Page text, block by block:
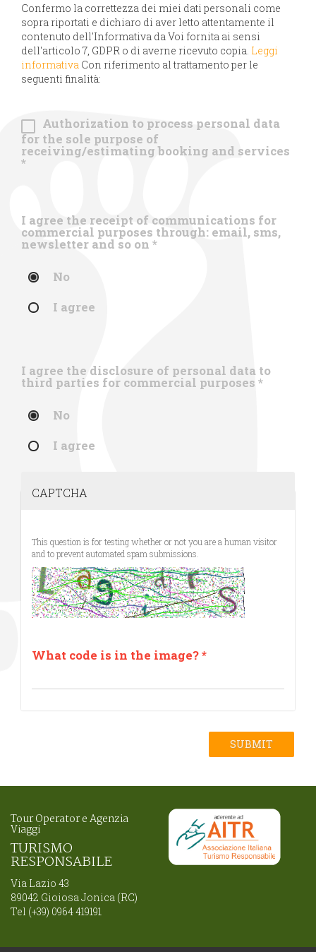
Confermo la correttezza dei miei dati personali come
sopra riportati e dichiaro di aver letto attentamente il
contenuto dell'Informativa da Voi fornita ai sensi
dell'articolo 7, GDPR o di averne ricevuto copia. Leggi
informativa Con riferimento al trattamento per le
seguenti finalità:
Authorization to process personal data
for the sole purpose of
receiving/estimating booking and services
*
I agree the receipt of communications for
commercial purposes through: email, sms,
newsletter and so on *
No
I agree
I agree the disclosure of personal data to
third parties for commercial purposes *
No
I agree
CAPTCHA
This question is for testing whether or not you are a human visitor
and to prevent automated spam submissions.
What code is in the image?*
SUBMIT
Tour Operator e Agenzia
Viaggi
TURISMO
RESPONSABILE
Via Lazio 43
89042 Gioiosa Jonica (RC)
Tel (+39) 0964 419191